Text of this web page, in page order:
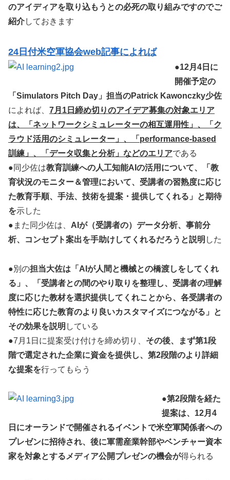
のアイディアを取り込もうとの必死の取り組みですのでご
紹介しておきます
24日付米空軍協会web記事によれば
●12月4日に
開催予定の
「Simulators Pitch Day」担当のPatrick Kawonczky少佐
によれば、 7月1日締め切りのアイデア募集の対象エリア
は、「ネットワークシミュレーターの相互運用性」、「ク
ラウド活用のシミュレーター」、「performance-based
訓練」、「データ収集と分析」などのエリアである
●同少佐は教育訓練への人工知能AIの活用について、「教
育状況のモニター＆管理において、受講者の習熟度に応じ
た教育手順、手法、技術を提案・提供してくれる」と期待
を示した
●また同少佐は、 AIが（受講者の）データ分析、事前分
析、コンセプト案出を手助けしてくれるだろうと説明 した
●別の担当大佐は「AIが人間と機械との橋渡しをしてくれ
る」、「受講者との間のやり取りを整理し、受講者の理解
度に応じた教材を選択提供してくれことから、各受講者の
特性に応じた教育のより良いカスタマイズにつながる」と
その効果を説明 している
●7月1日に提案受け付けを締め切り、 その後、まず第1段
階で選定された企業に資金を提供し、第2段階のより詳細
な提案を行ってもらう
●第2段階を経た
提案は、12月4
日にオーランドで開催されるイベントで米空軍関係者への
プレゼンに招待され、後に軍需産業幹部やベンチャー資本
家を対象とするメディア公開プレゼンの機会が得られる